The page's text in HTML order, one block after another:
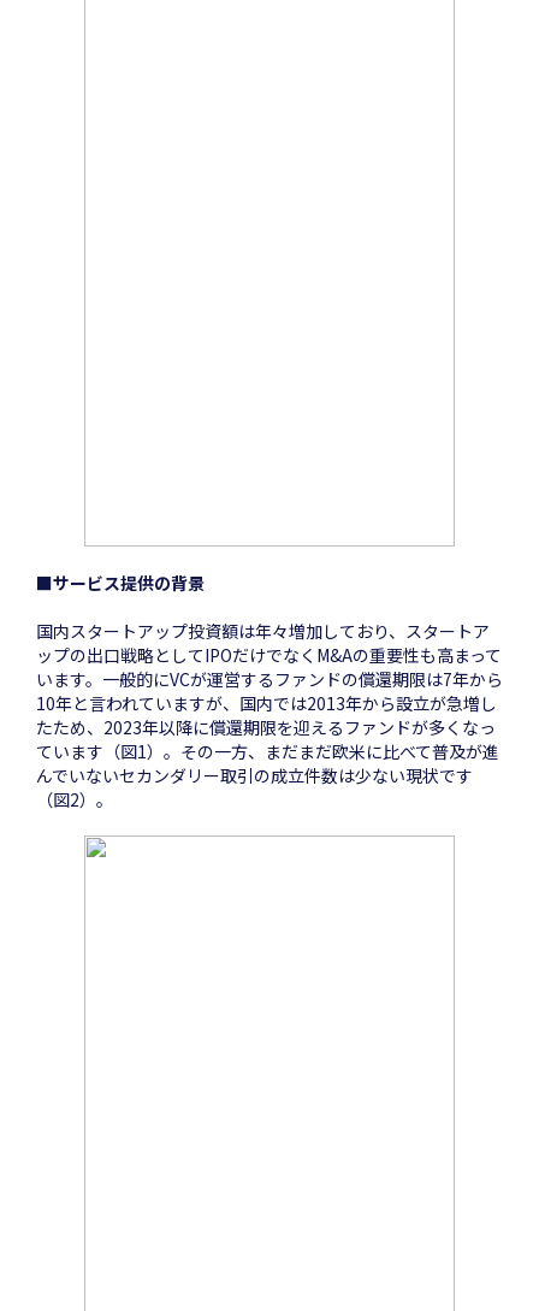
■サービス提供の背景
国内スタートアップ投資額は年々増加しており、スタートア
ップの出口戦略としてIPOだけでなくM&Aの重要性も高まって
います。一般的にVCが運営するファンドの償還期限は7年から
10年と言われていますが、国内では2013年から設立が急増し
たため、2023年以降に償還期限を迎えるファンドが多くなっ
ています（図1）。その一方、まだまだ欧米に比べて普及が進
んでいないセカンダリー取引の成立件数は少ない現状です
（図2）。